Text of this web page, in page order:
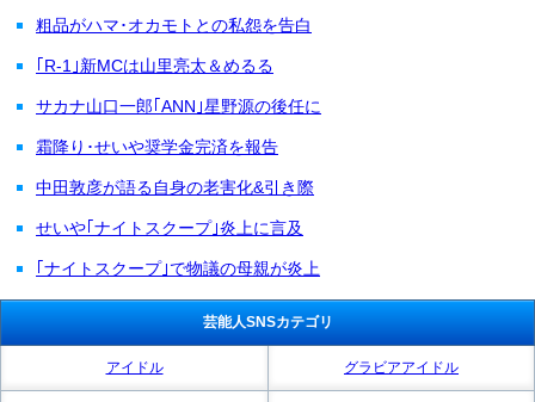
粗品がハマ･オカモトとの私怨を告白
｢R-1｣新MCは山里亮太＆めるる
サカナ山口一郎｢ANN｣星野源の後任に
霜降り･せいや奨学金完済を報告
中田敦彦が語る自身の老害化&引き際
せいや｢ナイトスクープ｣炎上に言及
｢ナイトスクープ｣で物議の母親が炎上
芸能人SNSカテゴリ
アイドル グラビアアイドル